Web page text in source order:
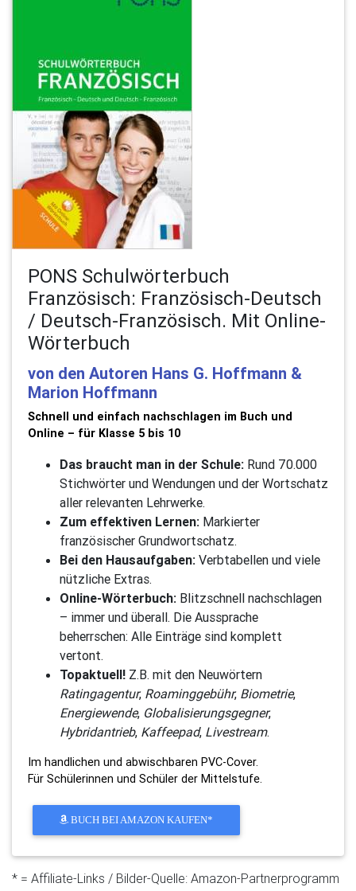
PONS Schulwörterbuch
Französisch: Französisch-Deutsch
/ Deutsch-Französisch. Mit Online-
Wörterbuch
von den Autoren Hans G. Hoffmann &
Marion Hoffmann
Schnell und einfach nachschlagen im Buch und
Online – für Klasse 5 bis 10
Das braucht man in der Schule: Rund 70.000
Stichwörter und Wendungen und der Wortschatz
aller relevanten Lehrwerke.
Zum effektiven Lernen: Markierter
französischer Grundwortschatz.
Bei den Hausaufgaben: Verbtabellen und viele
nützliche Extras.
Online-Wörterbuch: Blitzschnell nachschlagen
– immer und überall. Die Aussprache
beherrschen: Alle Einträge sind komplett
vertont.
Topaktuell! Z.B. mit den Neuwörtern
Ratingagentur, Roaminggebühr, Biometrie,
Energiewende, Globalisierungsgegner,
Hybridantrieb, Kaffeepad, Livestream.
Im handlichen und abwischbaren PVC-Cover.
Für Schülerinnen und Schüler der Mittelstufe.
BUCH BEI AMAZON KAUFEN*
* = Affiliate-Links / Bilder-Quelle: Amazon-Partnerprogramm